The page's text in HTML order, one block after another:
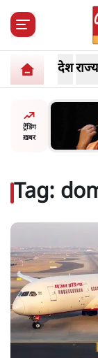
देशराज्य
ट्रेंडिंग
ख़बर
Tag: